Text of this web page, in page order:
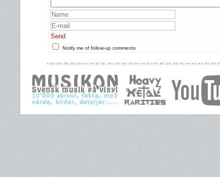
Send
Notify me of follow-up comments